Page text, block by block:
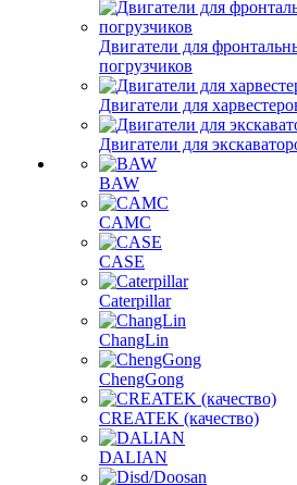
Двигатели для
погрузчиков
Двигатели для
Двигатели для
BAW
CAMC
CASE
Caterpillar
ChangLin
ChengGong
CREATEK (качество)
DALIAN